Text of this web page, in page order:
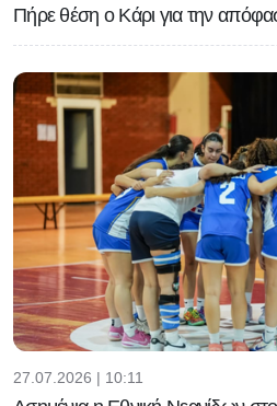
Πήρε θέση ο Κάρι για την
27.07.2026 | 10:11